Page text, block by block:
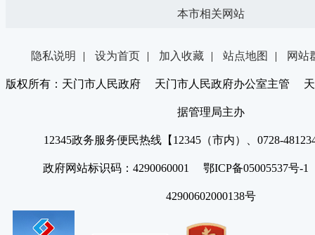
本市相关网站
隐私说明 | 设为首页 | 加入收藏 | 站点地图 | 网站
版权所有：天门市人民政府 天门市人民政府办公室主管 天
据管理局主办
12345政务服务便民热线【12345（市内）、0728-
政府网站标识码：4290060001 鄂ICP备05005537号
42900602000138号